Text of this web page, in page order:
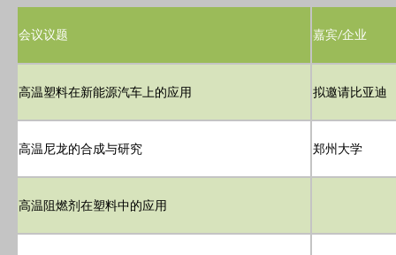
会议议题 嘉宾/企业
高温塑料在新能源汽车上的应用 拟邀请比亚迪
高温尼龙的合成与研究 郑州大学
高温阻燃剂在塑料中的应用